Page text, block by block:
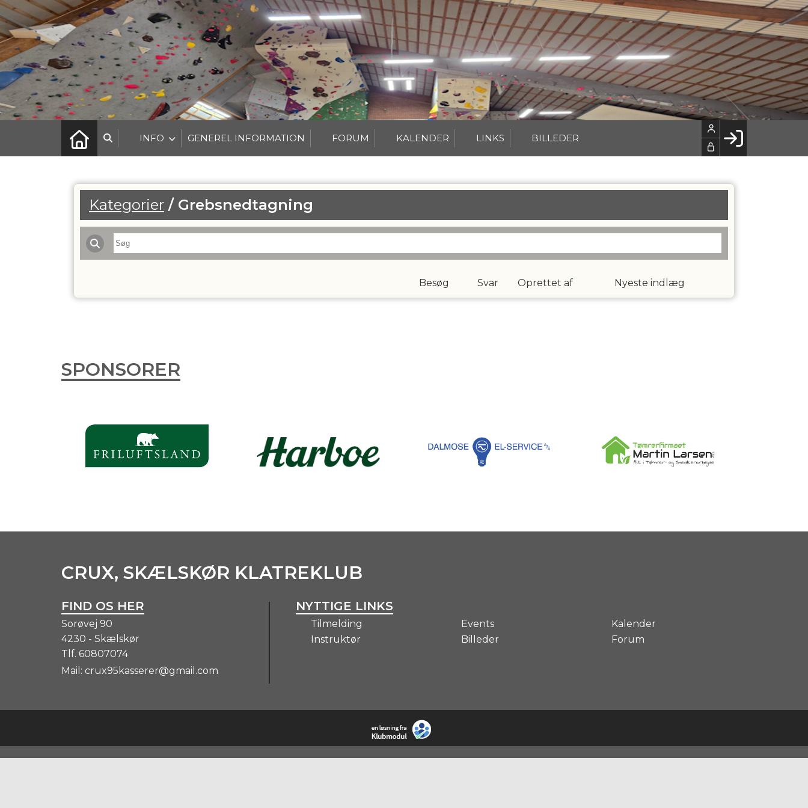
INFO GENEREL INFORMATION FORUM KALENDER LINKS BILLEDER
Kategorier / Grebsnedtagning
Besøg Svar Oprettet af Nyeste indlæg
SPONSORER
CRUX, SKÆLSKØR KLATREKLUB
FIND OS HER
Sorøvej 90
4230 - Skælskør
Tlf. 60807074
Mail: crux95kasserer@gmail.com
NYTTIGE LINKS
Tilmelding Events
Kalender
Instruktør
Billeder Forum